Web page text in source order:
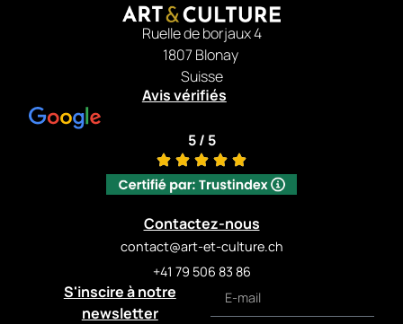
Ruelle de borjaux 4
1807 Blonay
Suisse
Avis vérifiés
5 / 5
Contactez-nous
contact@art-et-culture.ch
+41 79 506 83 86
S'inscire à notre
newsletter